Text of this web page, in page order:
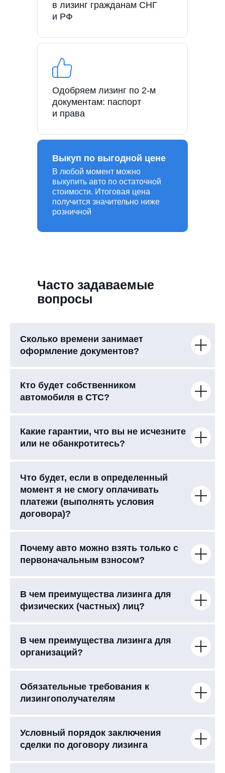
в лизинг гражданам СНГ
и РФ
Одобряем лизинг по 2-м
документам: паспорт
и права
В любой момент можно
выкупить авто по остаточной
стоимости. Итоговая цена
получится значительно ниже
розничной
Выкуп по выгодной цене
Часто задаваемые
вопросы
Сколько времени занимает
оформление документов?
Кто будет собственником
автомобиля в СТС?
Какие гарантии, что вы не исчезните
или не обанкротитесь?
Что будет, если в определенный
момент я не смогу оплачивать
платежи (выполнять условия
договора)?
Почему авто можно взять только с
первоначальным взносом?
В чем преимущества лизинга для
физических (частных) лиц?
В чем преимущества лизинга для
организаций?
Обязательные требования к
лизингополучателям
Условный порядок заключения
сделки по договору лизинга